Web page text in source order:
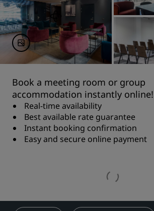
Book a meeting room or group
accommodation instantly online!
Real-time availability
Best available rate guarantee
Instant booking confirmation
Easy and secure online payment